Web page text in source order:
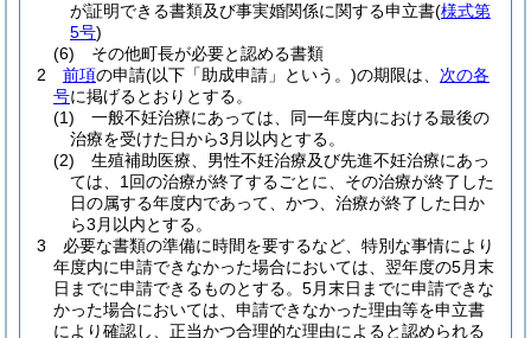
が証明できる書類及び事実婚関係に関する申立書(様式第
5号)
(6)
その他町長が必要と認める書類
2
前項の申請(以下「助成申請」という。)の期限は、 次の各
号に掲げるとおりとする。
(1)
一般不妊治療にあっては、同一年度内における最後の
治療を受けた日から3月以内とする。
(2)
生殖補助医療、男性不妊治療及び先進不妊治療にあっ
ては、1回の治療が終了するごとに、その治療が終了した
日の属する年度内であって、かつ、治療が終了した日か
ら3月以内とする。
3
必要な書類の準備に時間を要するなど、特別な事情により
年度内に申請できなかった場合においては、翌年度の5月末
日までに申請できるものとする。 5月末日までに申請できな
かった場合においては、申請できなかった理由等を申立書
により確認し、正当かつ合理的な理由によると認められる